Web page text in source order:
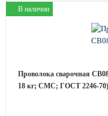
В наличии
Проволока сварочная
18 кг; СМС; ГОСТ 2246-70)